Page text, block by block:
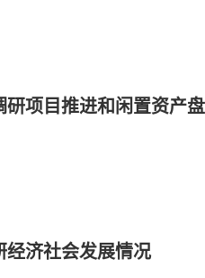
项目推进和闲置资产
济社会发展情况